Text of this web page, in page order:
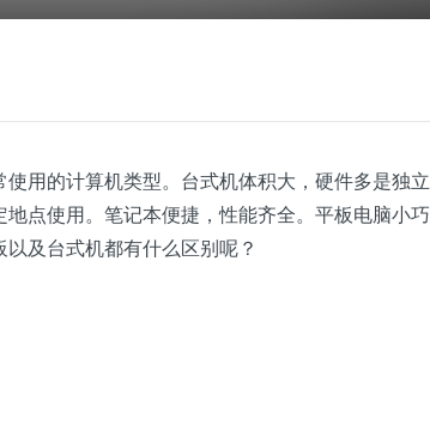
用的计算机类型。台式机体积大，硬件多是独立
点使用。笔记本便捷，性能齐全。平板电脑小巧
及台式机都有什么区别呢？